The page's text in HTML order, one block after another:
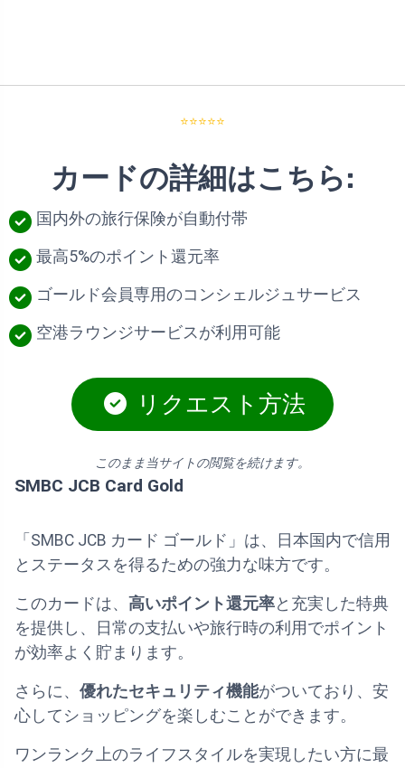
⭐⭐⭐⭐⭐
カードの詳細はこちら:
国内外の旅行保険が自動付帯
最高5%のポイント還元率
ゴールド会員専用のコンシェルジュサービス
空港ラウンジサービスが利用可能
リクエスト方法
このまま当サイトの閲覧を続けます。
SMBC JCB Card Gold
「SMBC JCB カード ゴールド」は、日本国内で信用
とステータスを得るための強力な味方です。
このカードは、 高いポイント還元率と充実した特典
を提供し、日常の支払いや旅行時の利用でポイント
が効率よく貯まります。
さらに、 優れたセキュリティ機能がついており、安
心してショッピングを楽しむことができます。
ワンランク上のライフスタイルを実現したい方に最